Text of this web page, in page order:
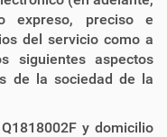
expreso, preciso e
del servicio como a
siguientes aspectos
de la sociedad de la
y domicilio